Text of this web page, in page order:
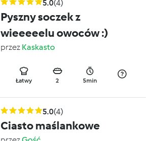
5.0(4)
Pyszny soczek z
wieeeeelu owoców :)
przez Kaskasto
Łatwy 2 5min
5.0(4)
Ciasto maślankowe